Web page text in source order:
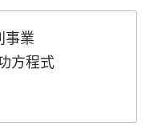
事業
方程式